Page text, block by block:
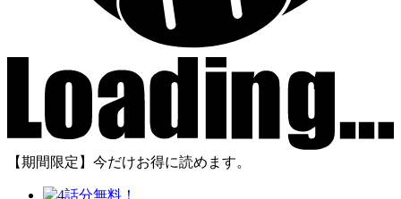
【期間限定】今だけお得に読めます。